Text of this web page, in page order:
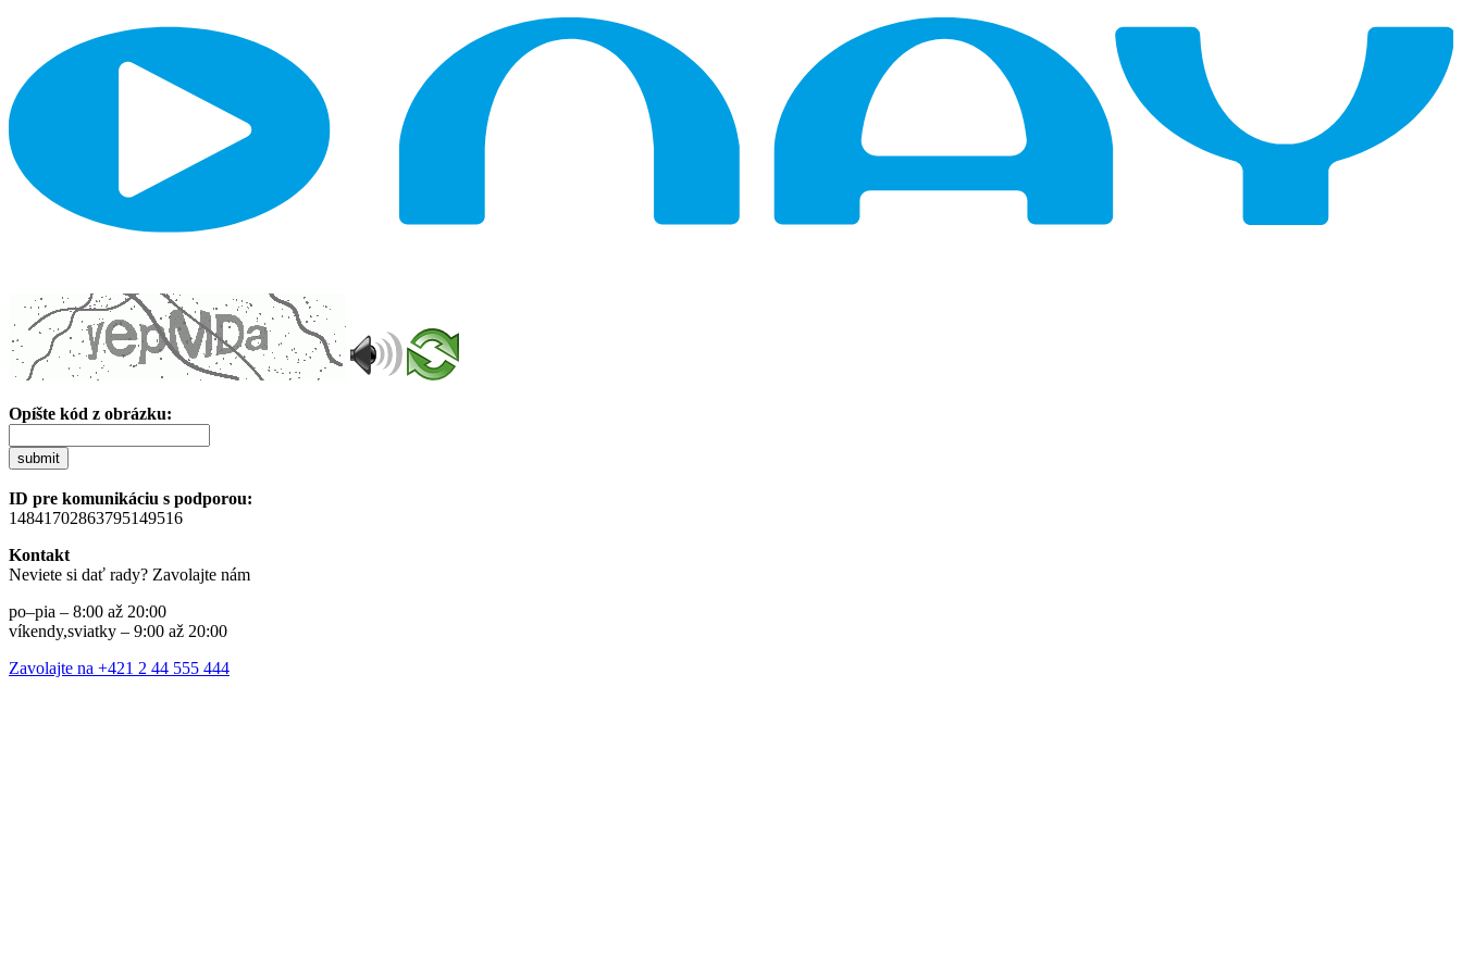
Opíšte kód z obrázku:
submit
ID pre komunikáciu s podporou:
14841702863795149516
Kontakt
Neviete si dať rady? Zavolajte nám
po–pia – 8:00 až 20:00
víkendy,sviatky – 9:00 až 20:00
Zavolajte na +421 2 44 555 444